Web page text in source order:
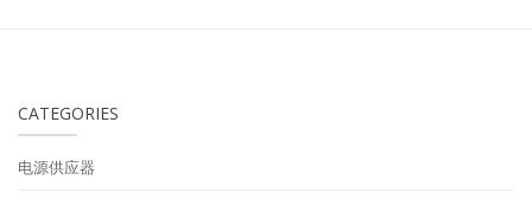
CATEGORIES
电源供应器